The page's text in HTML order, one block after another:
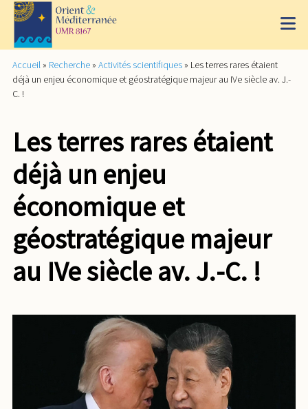
Accueil » Recherche » Activités scientifiques » Les terres rares étaient
déjà un enjeu économique et géostratégique majeur au IVe siècle av. J.-
C. !
Les terres rares étaient
déjà un enjeu
économique et
géostratégique majeur
au IVe siècle av. J.-C. !